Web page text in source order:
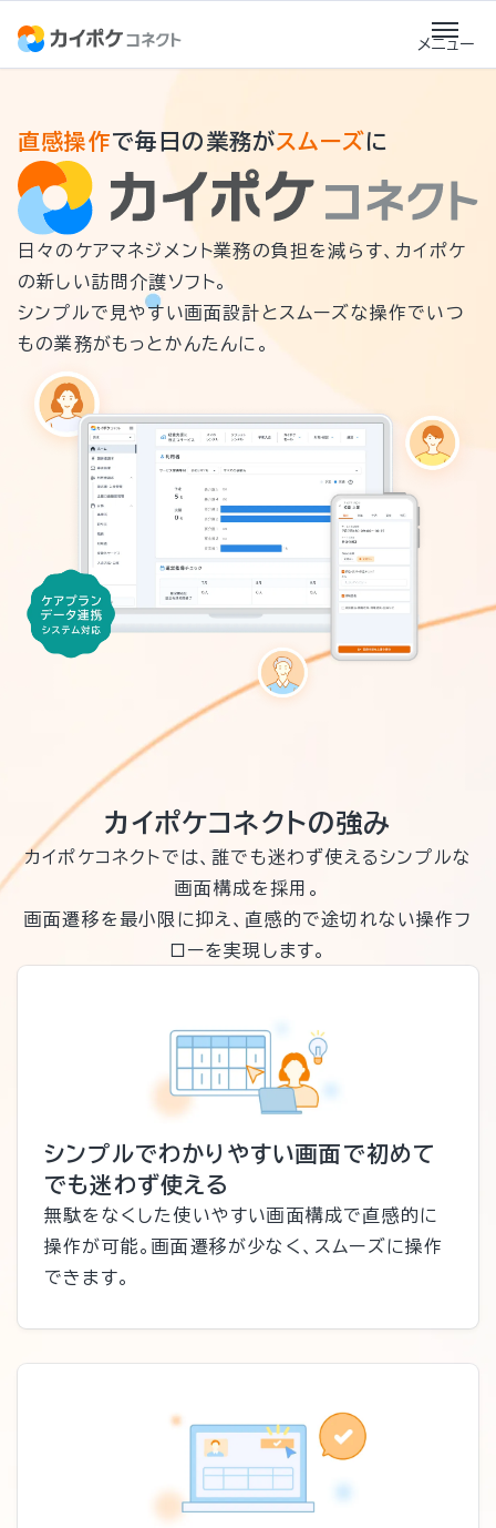
直感操作で毎日の業務がスムーズに
日々のケアマネジメント業務の負担を減らす、 カイポケ
の新しい訪問介護ソフト。
シンプルで見やすい画面設計とスムーズな操作でいつ
もの業務がもっとかんたんに。
カイポケコネクトの強み
カイポケコネクトでは、誰でも迷わず使えるシンプルな
画面構成を採用。
画面遷移を最小限に抑え、直感的で途切れない操作フ
ローを実現します。
シンプルでわかりやすい画面で初めて
でも迷わず使える
無駄をなくした使いやすい画面構成で直感的に
操作が可能。画面遷移が少なく、スムーズに操作
できます。